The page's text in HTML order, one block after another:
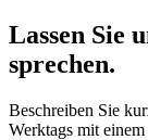
Lassen Sie
sprechen.
Beschreiben Sie
Werktags mit